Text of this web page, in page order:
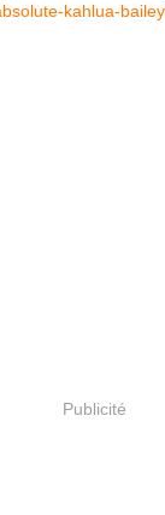
kahlua-
Publicité